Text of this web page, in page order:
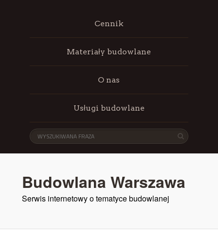
Cennik
Materiały budowlane
O nas
Usługi budowlane
Budowlana Warszawa
Serwis internetowy o tematyce budowlanej